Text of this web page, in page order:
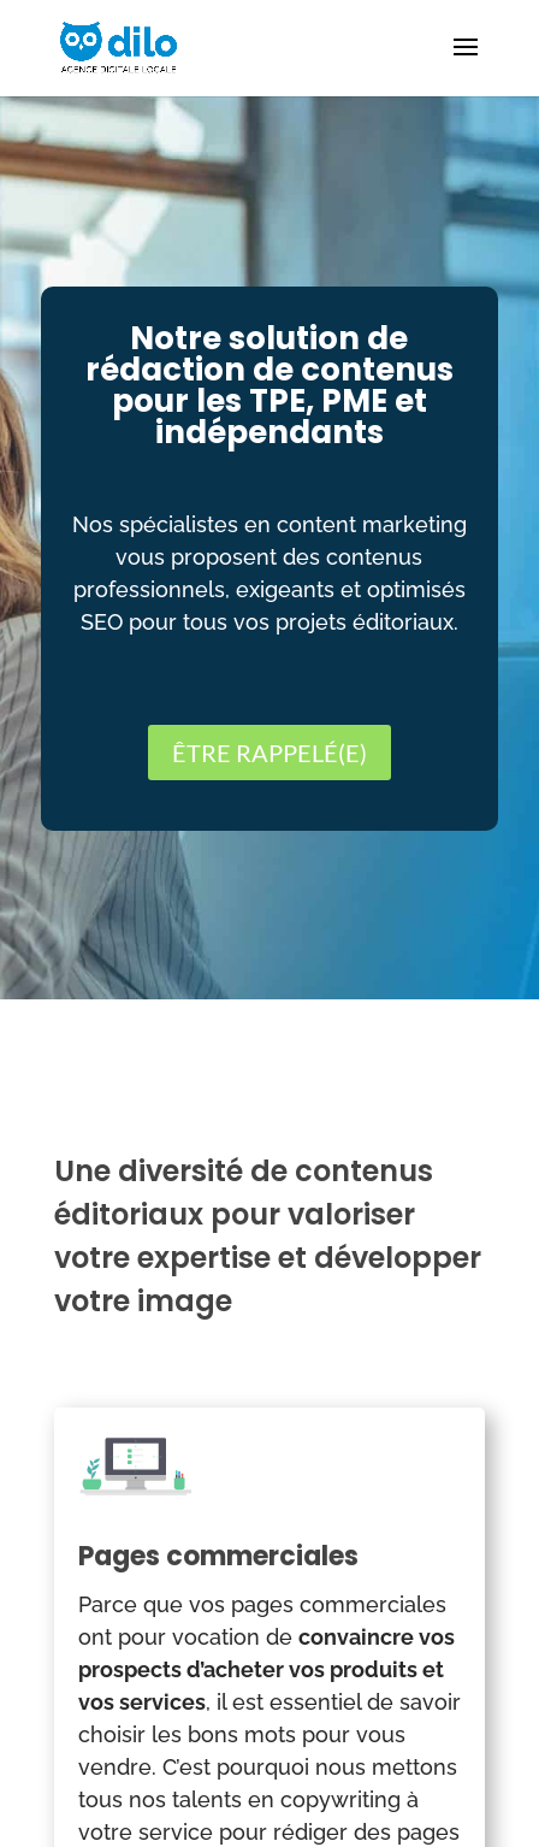
Notre solution de
rédaction de contenus
pour les TPE, PME et
indépendants
Nos spécialistes en content marketing
vous proposent des contenus
professionnels, exigeants et optimisés
SEO pour tous vos projets éditoriaux.
ÊTRE RAPPELÉ(E)
Une diversité de contenus
éditoriaux pour valoriser
votre expertise et développer
votre image
Pages commerciales
Parce que vos pages commerciales
ont pour vocation de convaincre vos
prospects d’acheter vos produits et
vos services, il est essentiel de savoir
choisir les bons mots pour vous
vendre. C’est pourquoi nous mettons
tous nos talents en copywriting à
votre service pour rédiger des pages